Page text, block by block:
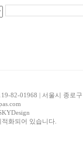
82-01968 | 서울시 종로
화되어 있습니다.